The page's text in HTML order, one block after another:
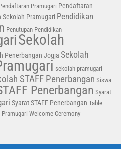
Pendaftaran Pramugari Pendaftaran
Sekolah Pramugari Pendidikan
Penutupan Pendidikan
Sekolah
Penerbangan Jogja Sekolah
sekolah pramugari
STAFF Penerbangan Siswa
Penerbangan Syarat
Syarat STAFF Penerbangan Table
Pramugari Welcome Ceremony